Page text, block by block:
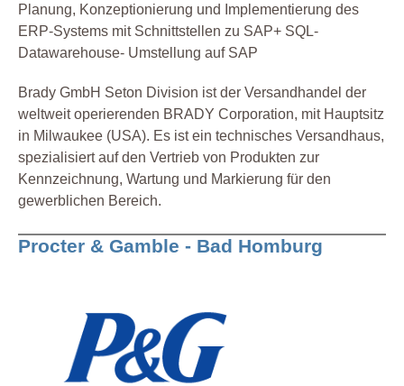
Planung, Konzeptionierung und Implementierung des
ERP-Systems mit Schnittstellen zu SAP+ SQL-
Datawarehouse- Umstellung auf SAP
Brady GmbH Seton Division ist der Versandhandel der
weltweit operierenden BRADY Corporation, mit Hauptsitz
in Milwaukee (USA). Es ist ein technisches Versandhaus,
spezialisiert auf den Vertrieb von Produkten zur
Kennzeichnung, Wartung und Markierung für den
gewerblichen Bereich.
Procter & Gamble - Bad Homburg